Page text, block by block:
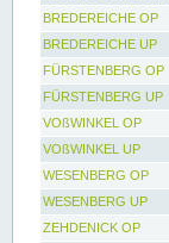
BREDEREICHE OP
BREDEREICHE UP
FÜRSTENBERG OP
FÜRSTENBERG UP
VOßWINKEL OP
VOßWINKEL UP
WESENBERG OP
WESENBERG UP
ZEHDENICK OP